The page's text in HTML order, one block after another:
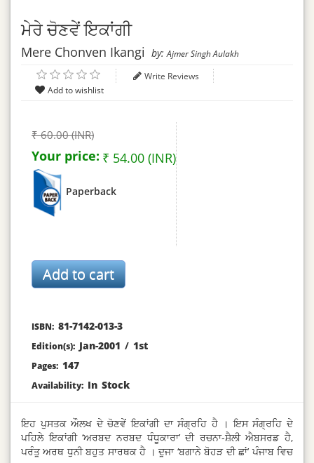
ਮੇਰੇ ਚੋਣਵੇਂ ਇਕਾਂਗੀ
Mere Chonven Ikangi by: Ajmer Singh Aulakh
Write Reviews
₹ 60.00 (INR)
Your price: ₹ 54.00 (INR)
Paperback
ISBN: 81-7142-013-3
Edition(s): Jan-2001 / 1st
Pages: 147
Availability: In Stock
ਇਹ ਪੁਸਤਕ ਔਲਖ ਦੇ ਚੋਣਵੇਂ ਇਕਾਂਗੀ ਦਾ ਸੰਗ੍ਰਹਿ ਹੈ । ਇਸ ਸੰਗ੍ਰਹਿ ਦੇ
ਪਹਿਲੇ ਇਕਾਂਗੀ ‘ਅਰਬਦ ਨਰਬਦ ਧੰਧੂਕਾਰਾ’ ਦੀ ਰਚਨਾ-ਸ਼ੈਲੀ ਐਬਸਰਡ ਹੈ,
ਪਰੰਤੂ ਅਰਥ ਧੁਨੀ ਬਹੁਤ ਸਾਰਥਕ ਹੈ । ਦੂਜਾ ‘ਬਗਾਨੇ ਬੋਹੜ ਦੀ ਛਾਂ’ ਪੰਜਾਬ ਵਿਚ